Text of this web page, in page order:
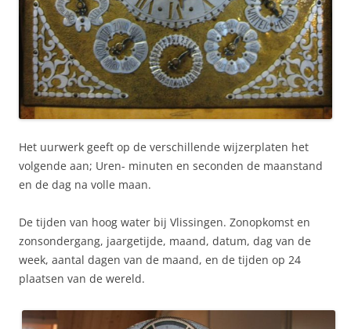
Het uurwerk geeft op de verschillende wijzerplaten het
volgende aan; Uren- minuten en seconden de maanstand
en de dag na volle maan.
De tijden van hoog water bij Vlissingen. Zonopkomst en
zonsondergang, jaargetijde, maand, datum, dag van de
week, aantal dagen van de maand, en de tijden op 24
plaatsen van de wereld.